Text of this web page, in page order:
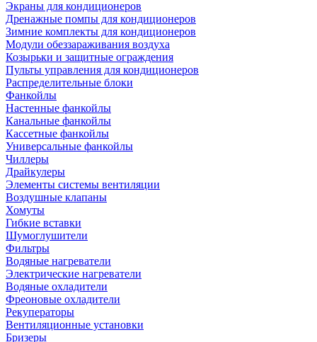
Экраны для кондиционеров
Дренажные помпы для кондиционеров
Зимние комплекты для кондиционеров
Модули обеззараживания воздуха
Козырьки и защитные ограждения
Пульты управления для кондиционеров
Распределительные блоки
Фанкойлы
Настенные фанкойлы
Канальные фанкойлы
Кассетные фанкойлы
Универсальные фанкойлы
Чиллеры
Драйкулеры
Элементы системы вентиляции
Воздушные клапаны
Хомуты
Гибкие вставки
Шумоглушители
Фильтры
Водяные нагреватели
Электрические нагреватели
Водяные охладители
Фреоновые охладители
Рекуператоры
Вентиляционные установки
Бризеры